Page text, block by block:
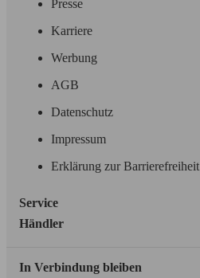
Presse
Karriere
Werbung
AGB
Datenschutz
Impressum
Erklärung zur Barrierefreiheit
Service
Händler
In Verbindung bleiben